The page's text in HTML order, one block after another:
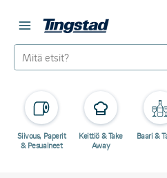
Siivous, Paperit
& Pesuaineet
Keittiö & Take
Away
Baari &